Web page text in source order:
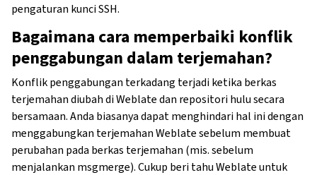
pengaturan kunci SSH.
Bagaimana cara memperbaiki konflik
penggabungan dalam terjemahan?
Konflik penggabungan terkadang terjadi ketika berkas
terjemahan diubah di Weblate dan repositori hulu secara
bersamaan. Anda biasanya dapat menghindari hal ini dengan
menggabungkan terjemahan Weblate sebelum membuat
perubahan pada berkas terjemahan (mis. sebelum
menjalankan msgmerge). Cukup beri tahu Weblate untuk